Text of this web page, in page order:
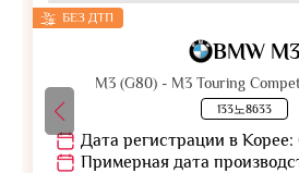
БЕЗ ДТП
BMW
M3 (G80) - M3 Touring
133노8633
Дата регистрации в Корее:
Примерная дата